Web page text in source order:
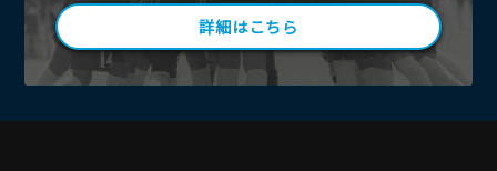
詳細はこちら